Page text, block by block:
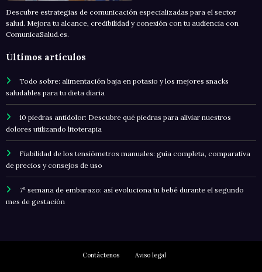
Descubre estrategias de comunicación especializadas para el sector
salud. Mejora tu alcance, credibilidad y conexión con tu audiencia con
ComunicaSalud.es.
Últimos artículos
Todo sobre: alimentación baja en potasio y los mejores snacks
saludables para tu dieta diaria
10 piedras antidolor: Descubre qué piedras para aliviar nuestros
dolores utilizando litoterapia
Fiabilidad de los tensiómetros manuales: guía completa, comparativa
de precios y consejos de uso
7ª semana de embarazo: así evoluciona tu bebé durante el segundo
mes de gestación
Contáctenos Aviso legal